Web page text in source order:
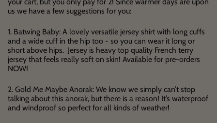
us we have a few suggestions for you:
1. Batwing Baby: A lovely versatile jersey shirt with long cuffs
and a wide cuff in the hip too - so you can wear it long or
short above hips. Jersey is heavy top quality French terry
jersey that feels really soft on skin! Available for pre-orders
NOW!
2. Gold Me Maybe Anorak: We know we simply can’t stop
talking about this anorak, but there is a reason! It’s waterproof
and windproof so perfect for all kinds of weather!